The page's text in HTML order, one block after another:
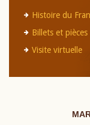
Histoire du
Billets et pièces
Visite virtuelle